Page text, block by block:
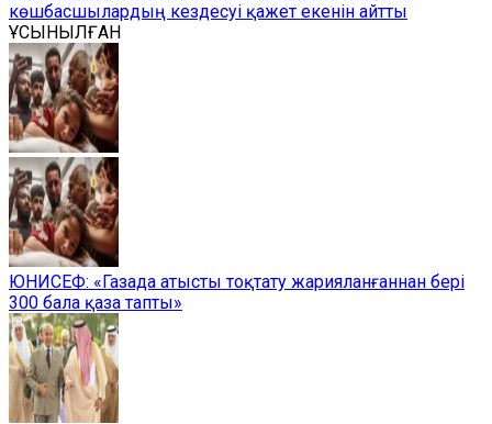
көшбасшылардың кездесуі қажет екенін айтты
ҰСЫНЫЛҒАН
ЮНИСЕФ: «Газада атысты тоқтату жарияланғаннан бері
300 бала қаза тапты»